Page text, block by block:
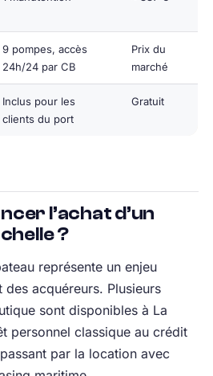
9 pompes, accès
24h/24 par CB
Prix du
marché
Inclus pour les
clients du port
Gratuit
l’achat d’un
?
représente un enjeu
acquéreurs. Plusieurs
sont disponibles à La
personnel classique au crédit
par la location avec